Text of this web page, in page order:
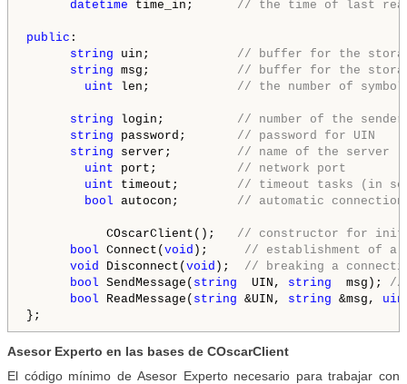
datetime time_in; // the time of last
public :
string uin; // buffer for the
string msg; // buffer for the
uint len; // the number of
string login; // number of the
string password; // password for UIN
string server; // name of the server
uint port; // network port
uint timeout; // timeout tasks (in
bool autocon; // automatic connection
COscarClient(); // constructor for
bool Connect( void ); // establishment of a
void Disconnect( void );
// breaking a
bool SendMessage( string UIN, string msg); //
bool ReadMessage( string &UIN, string &msg,
Asesor Experto en las bases de COscarClient
El código mínimo de Asesor Experto necesario para trabajar con